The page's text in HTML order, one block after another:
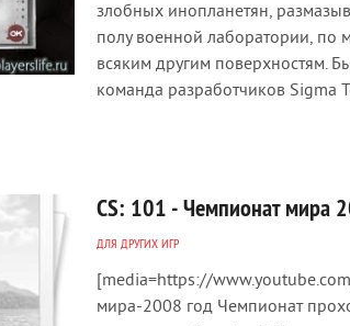
злобных инопланетян,
полу военной лаборатории, по
всяким другим поверхностям.
команда разработчиков Sigma
CS: 101 - Чемпионат мира
ДЛЯ ДРУГИХ ИГР
[media=https://
мира-2008 год Чемпионат